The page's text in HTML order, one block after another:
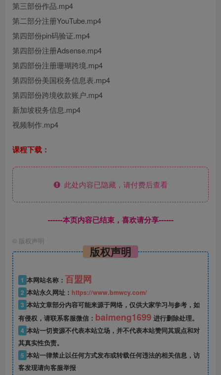
第三部份作品.mp4
第二部分注册YouTube.mp4
第四部份pin码验证.mp4
第四部份注册Adsense.mp4
第四部份注册珊瑚跨境.mp4
第四部份美国税务信息表.mp4
第四部份跨境收款账户.mp4
新加坡税务信息.mp4
视频制作.mp4
课程下载：
此处内容已隐藏，请付费后查看
------本页内容已结束，喜欢请分享------
© 版权声明
版权声明
1 本网站名称： 百盟网
2 本站永久网址： https://www.bmwcy.com/
3 本站文章部分内容可能来源于网络，仅供大家学习与参考，如
有侵权，请联系客服微信： baimeng1699 进行删除处理。
4 本站一切资源不代表本站立场，并不代表本站赞同其观点和对
其真实性负责。
5 本站一律禁止以任何方式发布或转载任何违法的相关信息，访
客发现请向客服举报